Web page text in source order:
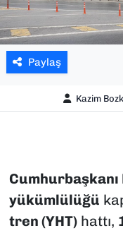
Paylaş
Kazim
Cumhurbaşkanı
yükümlülüğü
tren (YHT)hattı,